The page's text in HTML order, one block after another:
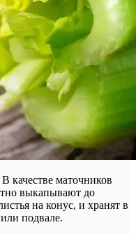
качестве маточников
выкапывают до
на конус, и хранят в
подвале.